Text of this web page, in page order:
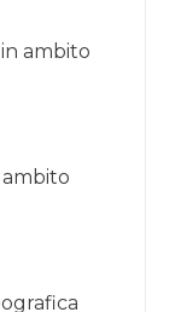
ambito
ambito